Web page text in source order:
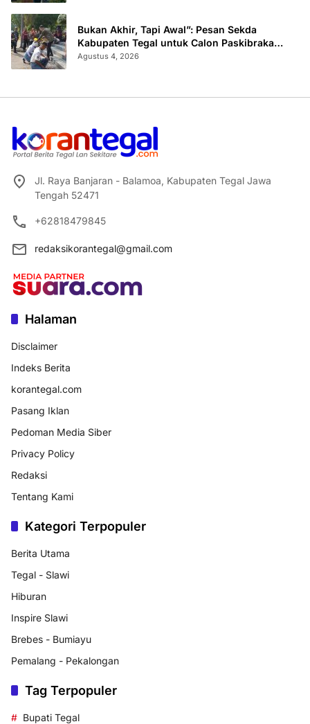
Bukan Akhir, Tapi Awal”: Pesan Sekda
Kabupaten Tegal untuk Calon Paskibraka
2026
Agustus 4, 2026
Jl. Raya Banjaran - Balamoa, Kabupaten Tegal Jawa
Tengah 52471
+62818479845
redaksikorantegal@gmail.com
Halaman
Disclaimer
Indeks Berita
korantegal.com
Pasang Iklan
Pedoman Media Siber
Privacy Policy
Redaksi
Tentang Kami
Kategori Terpopuler
Berita Utama
Tegal - Slawi
Hiburan
Inspire Slawi
Brebes - Bumiayu
Pemalang - Pekalongan
Tag Terpopuler
Bupati Tegal